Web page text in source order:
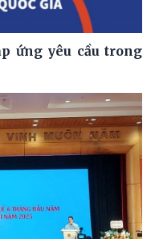
ứng yêu cầu trong